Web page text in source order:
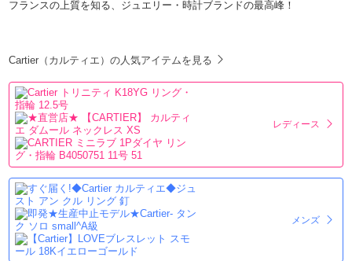
フランスの上質を知る、ジュエリー・時計ブランドの最高峰！
Cartier（カルティエ）の人気アイテムを見る
レディース
メンズ